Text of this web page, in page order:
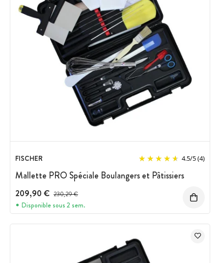
FISCHER 4.5/5(4)
Mallette PRO Spéciale Boulangers et Pâtissiers
209,90 € Prix avant réduction :
230,29 €
Disponible sous 2 sem.